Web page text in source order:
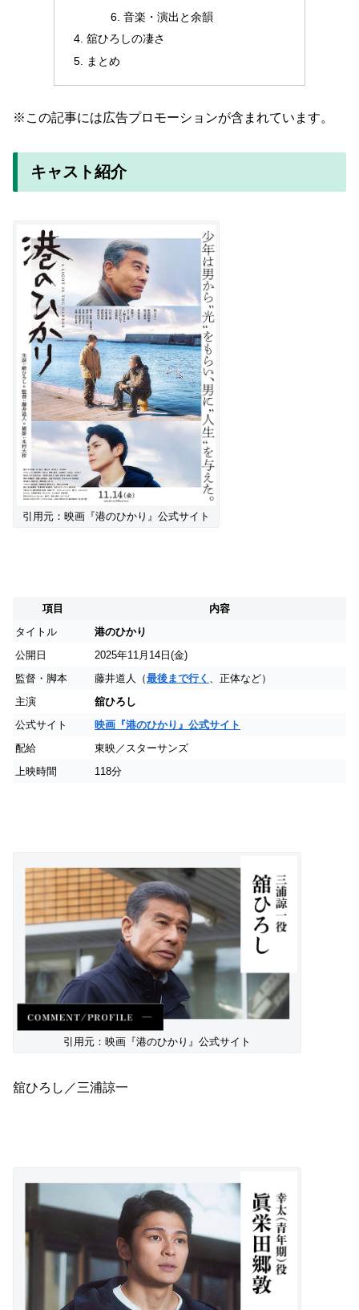
音楽・演出と余韻
舘ひろしの凄さ
まとめ
※この記事には広告プロモーションが含まれています。
キャスト紹介
引用元：映画『港のひかり』公式サイト
項目
内容
タイトル
港のひかり
公開日
2025年11月14日(金)
監督・脚本
藤井道人（最後まで行く
、正体など）
主演
舘ひろし
公式サイト
映画『港のひかり』公式サイト
配給
東映／スターサンズ
上映時間
118分
引用元：映画『港のひかり』公式サイト
舘ひろし／三浦諒一